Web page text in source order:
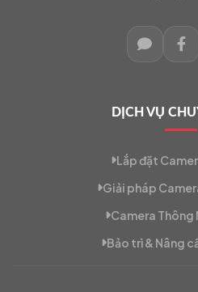
DỊCH VỤ
Lắp đặt
Giải pháp
Camera Thông
Bảo trì & Nâng